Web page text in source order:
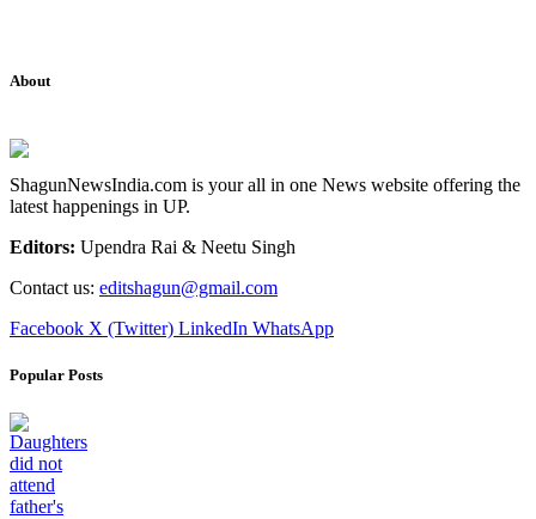
About
ShagunNewsIndia.com is your all in one News website offering the
latest happenings in UP.
Editors: Upendra Rai & Neetu Singh
Contact us: editshagun@gmail.com
Facebook X (Twitter) LinkedIn WhatsApp
Popular Posts